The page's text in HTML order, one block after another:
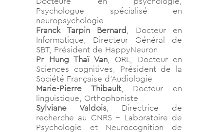
Psychologue spécialisé en
neuropsychologie
Franck Tarpin Bernard, Docteur en
Informatique, Directeur Général de
SBT, Président de HappyNeuron
Pr Hung Thaï Van, ORL, Docteur en
Sciences cognitives, Président de la
Société Française d’Audiologie
Marie-Pierre Thibault, Docteur en
linguistique, Orthophoniste
Sylviane Valdois, Directrice de
recherche au CNRS – Laboratoire de
Psychologie et Neurocognition de